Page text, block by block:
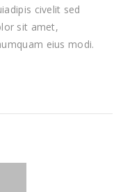
civelit sed
sit amet,
eius modi.